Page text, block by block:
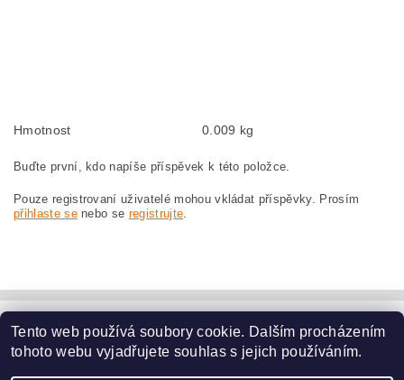
Hmotnost 0.009 kg
Buďte první, kdo napíše příspěvek k této položce.
Pouze registrovaní uživatelé mohou vkládat příspěvky. Prosím
přihlaste senebo se registrujte.
www.dodilny.cz
Tento web používá soubory cookie. Dalším procházením
tohoto webu vyjadřujete souhlas s jejich používáním.